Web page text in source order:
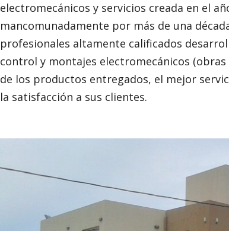
electromecánicos y servicios creada en el
mancomunadamente por más de una
profesionales altamente calificados
control y montajes electromecánicos
de los productos entregados, el mejor
la satisfacción a sus clientes.